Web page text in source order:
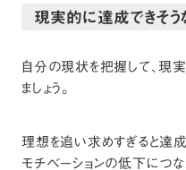
現実的に達成できそ
自分の現状を把握して、現
ましょう。
理想を追い求めすぎると達
モチベーションの低下につ